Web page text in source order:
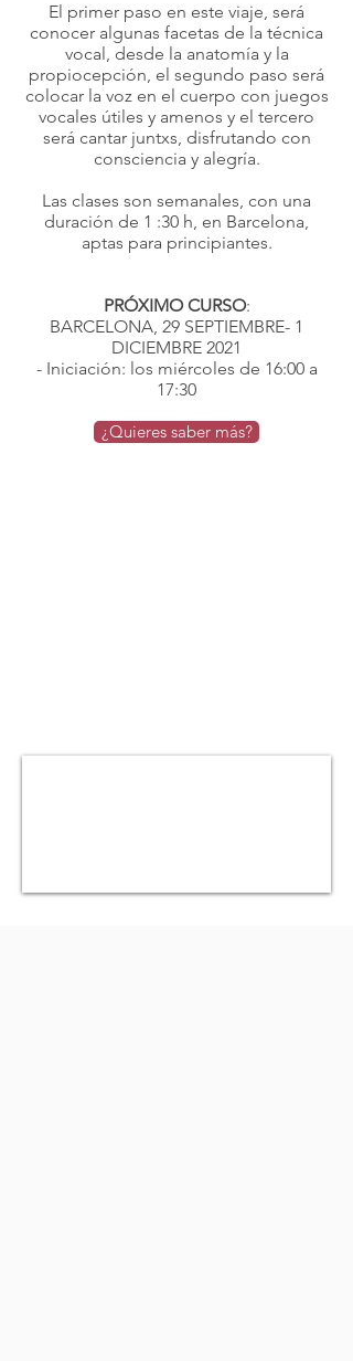
El primer paso en este viaje, será
conocer algunas facetas de la técnica
vocal, desde la anatomía y la
propiocepción, el segundo paso será
colocar la voz en el cuerpo con juegos
vocales útiles y amenos y el tercero
será cantar juntxs, disfrutando con
consciencia y alegría.
Las clases son semanales, con una
duración de 1 :30 h, en Barcelona,
aptas para principiantes.
PRÓXIMO CURSO:
BARCELONA, 29 SEPTIEMBRE- 1
DICIEMBRE 2021
- Iniciación: los miércoles de 16:00 a
17:30
¿Quieres saber más?